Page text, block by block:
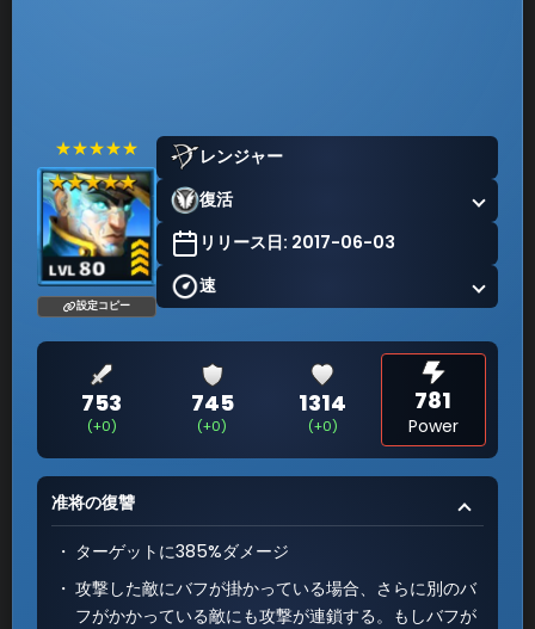
★★★★★
設定コピー
レンジャー
復活
リリース日: 2017-06-03
速
753
(+0)
745
(+0)
1314
(+0)
781
Power
准将の復讐
ターゲットに385%ダメージ
攻撃した敵にバフが掛かっている場合、さらに別のバ
フがかかっている敵にも攻撃が連鎖する。もしバフが